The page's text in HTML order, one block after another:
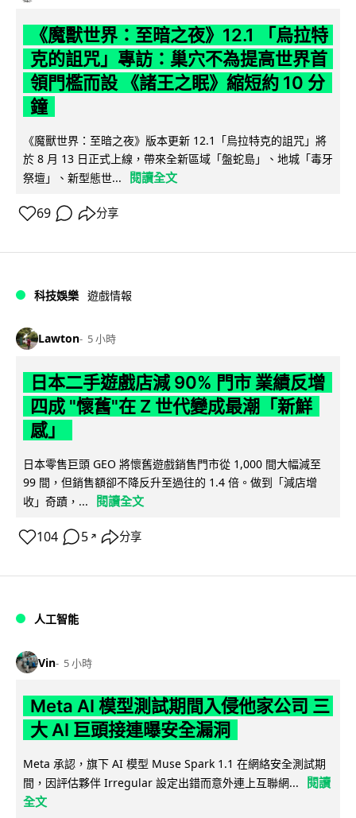
《魔獸世界：至暗之夜》12.1 「烏拉特
克的詛咒」專訪：巢穴不為提高世界首
領門檻而設 《諸王之眠》縮短約 10 分
鐘
《魔獸世界：至暗之夜》版本更新 12.1「烏拉特克的詛咒」將
於 8 月 13 日正式上線，帶來全新區域「盤蛇島」、地城「毒牙
祭壇」、新型態世...
閱讀全文
69 分享
科技娛樂 遊戲情報
Lawton 5 小時
日本二手遊戲店減 90% 門市 業績反增
四成 "懷舊"在 Z 世代變成最潮「新鮮
感」
日本零售巨頭 GEO 將懷舊遊戲銷售門市從 1,000 間大幅減至
99 間，但銷售額卻不降反升至過往的 1.4 倍。做到「減店增
收」奇蹟，...
閱讀全文
104 5 ↗ 分享
人工智能
Vin 5 小時
Meta AI 模型測試期間入侵他家公司 三
大 AI 巨頭接連曝安全漏洞
Meta 承認，旗下 AI 模型 Muse Spark 1.1 在網絡安全測試期
間，因評估夥伴 Irregular 設定出錯而意外連上互聯網...
閱讀
全文